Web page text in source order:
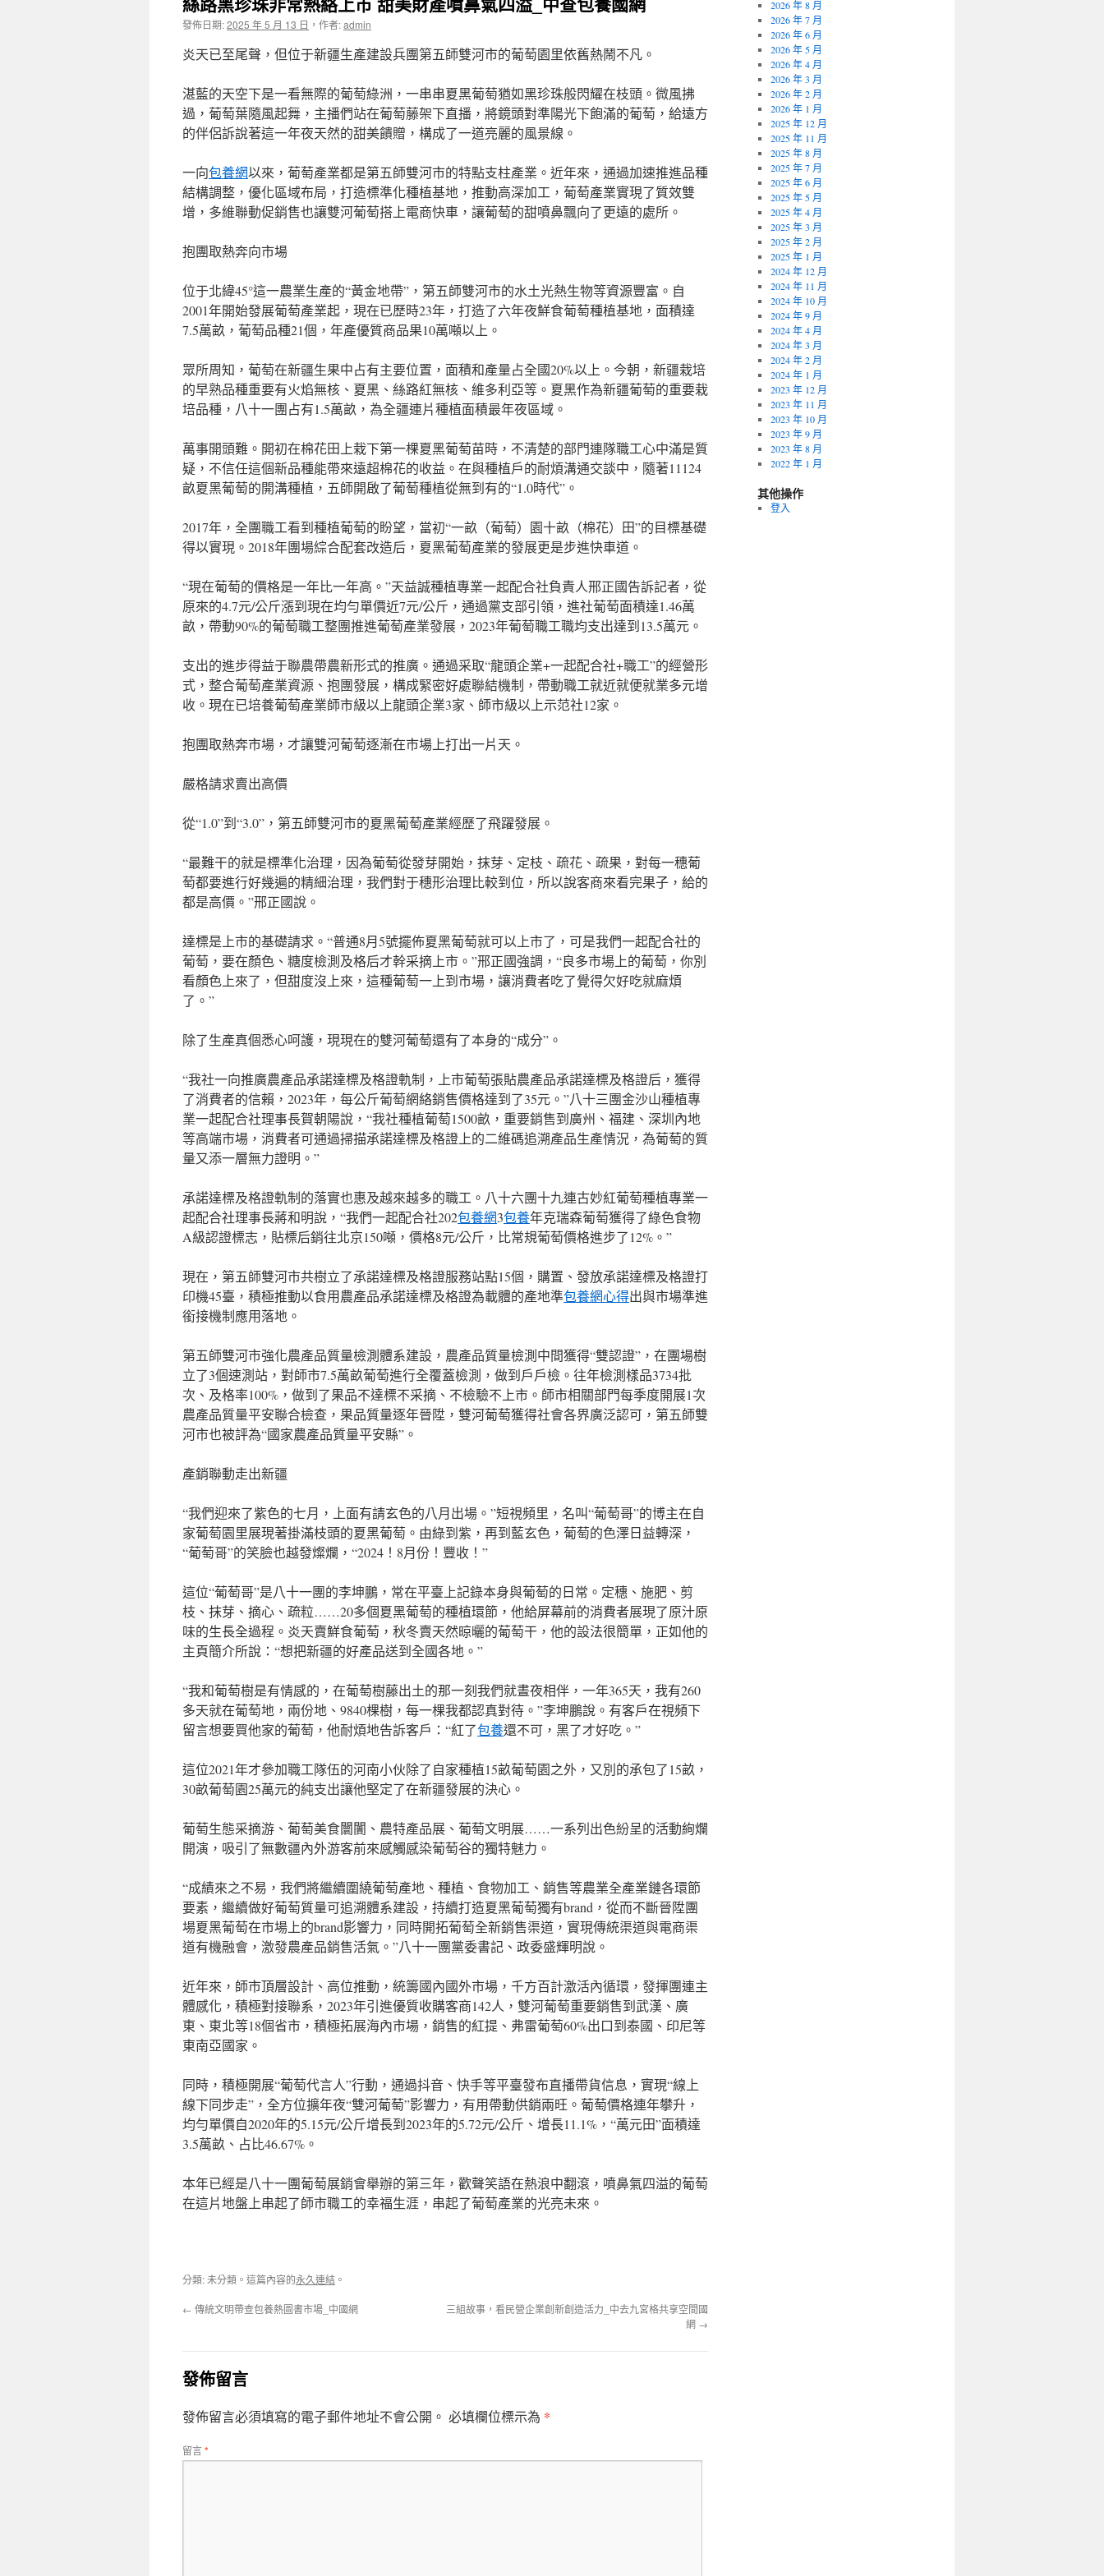
發佈日期:2025 年 5 月 13 日 ， 作者:admin
炎天已至尾聲，但位于新疆生產建設兵團第五師雙河市的葡萄園里依舊熱鬧不凡。
湛藍的天空下是一看無際的葡萄綠洲，一串串夏黑葡萄猶如黑珍珠般閃耀在枝頭。微風拂
過，葡萄葉隨風起舞，主播們站在葡萄藤架下直播，將鏡頭對準陽光下飽滿的葡萄，給遠方
的伴侶訴說著這一年夜天然的甜美饋贈，構成了一道亮麗的風景線。
一向包養網以來，葡萄產業都是第五師雙河市的特點支柱產業。近年來，通過加速推進品種
結構調整，優化區域布局，打造標準化種植基地，推動高深加工，葡萄產業實現了質效雙
增，多維聯動促銷售也讓雙河葡萄搭上電商快車，讓葡萄的甜噴鼻飄向了更遠的處所。
抱團取熱奔向市場
位于北緯45°這一農業生產的“黃金地帶”，第五師雙河市的水土光熱生物等資源豐富。自
2001年開始發展葡萄產業起，現在已歷時23年，打造了六年夜鮮食葡萄種植基地，面積達
7.5萬畝，葡萄品種21個，年產優質商品果10萬噸以上。
眾所周知，葡萄在新疆生果中占有主要位置，面積和產量占全國20%以上。今朝，新疆栽培
的早熟品種重要有火焰無核、夏黑、絲路紅無核、維多利亞等。夏黑作為新疆葡萄的重要栽
培品種，八十一團占有1.5萬畝，為全疆連片種植面積最年夜區域。
萬事開頭難。開初在棉花田上栽下第一棵夏黑葡萄苗時，不清楚的部門連隊職工心中滿是質
疑，不信任這個新品種能帶來遠超棉花的收益。在與種植戶的耐煩溝通交談中，隨著11124
畝夏黑葡萄的開溝種植，五師開啟了葡萄種植從無到有的“1.0時代”。
2017年，全團職工看到種植葡萄的盼望，當初“一畝（葡萄）園十畝（棉花）田”的目標基礎
得以實現。2018年團場綜合配套改造后，夏黑葡萄產業的發展更是步進快車道。
“現在葡萄的價格是一年比一年高。”天益誠種植專業一起配合社負責人邢正國告訴記者，從
原來的4.7元/公斤漲到現在均勻單價近7元/公斤，通過黨支部引領，進社葡萄面積達1.46萬
畝，帶動90%的葡萄職工整團推進葡萄產業發展，2023年葡萄職工職均支出達到13.5萬元。
支出的進步得益于聯農帶農新形式的推廣。通過采取“龍頭企業+一起配合社+職工”的經營形
式，整合葡萄產業資源、抱團發展，構成緊密好處聯結機制，帶動職工就近就便就業多元增
收。現在已培養葡萄產業師市級以上龍頭企業3家、師市級以上示范社12家。
抱團取熱奔市場，才讓雙河葡萄逐漸在市場上打出一片天。
嚴格請求賣出高價
從“1.0”到“3.0”，第五師雙河市的夏黑葡萄產業經歷了飛躍發展。
“最難干的就是標準化治理，因為葡萄從發芽開始，抹芽、定枝、疏花、疏果，對每一穗葡
萄都要進行好幾遍的精細治理，我們對于穗形治理比較到位，所以說客商來看完果子，給的
都是高價。”邢正國說。
達標是上市的基礎請求。“普通8月5號擺佈夏黑葡萄就可以上市了，可是我們一起配合社的
葡萄，要在顏色、糖度檢測及格后才幹采摘上市。”邢正國強調，“良多市場上的葡萄，你別
看顏色上來了，但甜度沒上來，這種葡萄一上到市場，讓消費者吃了覺得欠好吃就麻煩
了。”
除了生產真個悉心呵護，現現在的雙河葡萄還有了本身的“成分”。
“我社一向推廣農產品承諾達標及格證軌制，上市葡萄張貼農產品承諾達標及格證后，獲得
了消費者的信賴，2023年，每公斤葡萄網絡銷售價格達到了35元。”八十三團金沙山種植專
業一起配合社理事長賀朝陽說，“我社種植葡萄1500畝，重要銷售到廣州、福建、深圳內地
等高端市場，消費者可通過掃描承諾達標及格證上的二維碼追溯產品生產情況，為葡萄的質
量又添一層無力證明。”
承諾達標及格證軌制的落實也惠及越來越多的職工。八十六團十九連古妙紅葡萄種植專業一
起配合社理事長蔣和明說，“我們一起配合社202包養網3包養年克瑞森葡萄獲得了綠色食物
A級認證標志，貼標后銷往北京150噸，價格8元/公斤，比常規葡萄價格進步了12%。”
現在，第五師雙河市共樹立了承諾達標及格證服務站點15個，購置、發放承諾達標及格證打
印機45臺，積極推動以食用農產品承諾達標及格證為載體的產地準包養網心得出與市場準進
銜接機制應用落地。
第五師雙河市強化農產品質量檢測體系建設，農產品質量檢測中間獲得“雙認證”，在團場樹
立了3個速測站，對師市7.5萬畝葡萄進行全覆蓋檢測，做到戶戶檢。往年檢測樣品3734批
次、及格率100%，做到了果品不達標不采摘、不檢驗不上市。師市相關部門每季度開展1次
農產品質量平安聯合檢查，果品質量逐年晉陞，雙河葡萄獲得社會各界廣泛認可，第五師雙
河市也被評為“國家農產品質量平安縣”。
產銷聯動走出新疆
“我們迎來了紫色的七月，上面有請玄色的八月出場。”短視頻里，名叫“葡萄哥”的博主在自
家葡萄園里展現著掛滿枝頭的夏黑葡萄。由綠到紫，再到藍玄色，葡萄的色澤日益轉深，
“葡萄哥”的笑臉也越發燦爛，“2024！8月份！豐收！”
這位“葡萄哥”是八十一團的李坤鵬，常在平臺上記錄本身與葡萄的日常。定穗、施肥、剪
枝、抹芽、摘心、疏粒……20多個夏黑葡萄的種植環節，他給屏幕前的消費者展現了原汁原
味的生長全過程。炎天賣鮮食葡萄，秋冬賣天然晾曬的葡萄干，他的設法很簡單，正如他的
主頁簡介所說：“想把新疆的好產品送到全國各地。”
“我和葡萄樹是有情感的，在葡萄樹藤出土的那一刻我們就晝夜相伴，一年365天，我有260
多天就在葡萄地，兩份地、9840棵樹，每一棵我都認真對待。”李坤鵬說。有客戶在視頻下
留言想要買他家的葡萄，他耐煩地告訴客戶：“紅了包養還不可，黑了才好吃。”
這位2021年才參加職工隊伍的河南小伙除了自家種植15畝葡萄園之外，又別的承包了15畝，
30畝葡萄園25萬元的純支出讓他堅定了在新疆發展的決心。
葡萄生態采摘游、葡萄美食闤闠、農特產品展、葡萄文明展……一系列出色紛呈的活動絢爛
開演，吸引了無數疆內外游客前來感觸感染葡萄谷的獨特魅力。
“成績來之不易，我們將繼續圍繞葡萄產地、種植、食物加工、銷售等農業全產業鏈各環節
要素，繼續做好葡萄質量可追溯體系建設，持續打造夏黑葡萄獨有brand，從而不斷晉陞團
場夏黑葡萄在市場上的brand影響力，同時開拓葡萄全新銷售渠道，實現傳統渠道與電商渠
道有機融會，激發農產品銷售活氣。”八十一團黨委書記、政委盛輝明說。
近年來，師市頂層設計、高位推動，統籌國內國外市場，千方百計激活內循環，發揮團連主
體感化，積極對接聯系，2023年引進優質收購客商142人，雙河葡萄重要銷售到武漢、廣
東、東北等18個省市，積極拓展海內市場，銷售的紅提、弗雷葡萄60%出口到泰國、印尼等
東南亞國家。
同時，積極開展“葡萄代言人”行動，通過抖音、快手等平臺發布直播帶貨信息，實現“線上
線下同步走”，全方位擴年夜“雙河葡萄”影響力，有用帶動供銷兩旺。葡萄價格連年攀升，
均勻單價自2020年的5.15元/公斤增長到2023年的5.72元/公斤、增長11.1%，“萬元田”面積達
3.5萬畝、占比46.67%。
本年已經是八十一團葡萄展銷會舉辦的第三年，歡聲笑語在熱浪中翻滾，噴鼻氣四溢的葡萄
在這片地盤上串起了師市職工的幸福生涯，串起了葡萄產業的光亮未來。
分類: 未分類。這篇內容的永久連結 。
← 傳統文明帶查包養熱圖書市場_中國網
三組故事，看民營企業創新創造活力_中去九宮格共享空間國
網 →
發佈留言
發佈留言必須填寫的電子郵件地址不會公開。 必填欄位標示為 *
留言*
2026 年 8 月
2026 年 7 月
2026 年 6 月
2026 年 5 月
2026 年 4 月
2026 年 3 月
2026 年 2 月
2026 年 1 月
2025 年 12 月
2025 年 11 月
2025 年 8 月
2025 年 7 月
2025 年 6 月
2025 年 5 月
2025 年 4 月
2025 年 3 月
2025 年 2 月
2025 年 1 月
2024 年 12 月
2024 年 11 月
2024 年 10 月
2024 年 9 月
2024 年 4 月
2024 年 3 月
2024 年 2 月
2024 年 1 月
2023 年 12 月
2023 年 11 月
2023 年 10 月
2023 年 9 月
2023 年 8 月
2022 年 1 月
其他操作
登入